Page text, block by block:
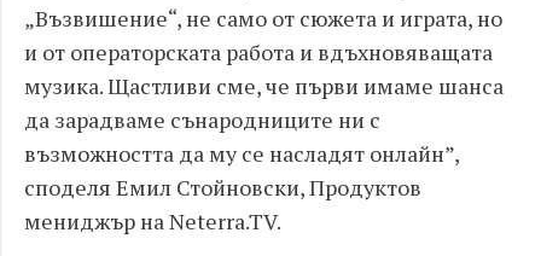
„Възвишение“, не само от сюжета и играта, но
и от операторската работа и вдъхновяващата
музика. Щастливи сме, че първи имаме шанса
да зарадваме сънародниците ни с
възможността да му се насладят онлайн”,
споделя Емил Стойновски, Продуктов
мениджър на Neterra.TV.